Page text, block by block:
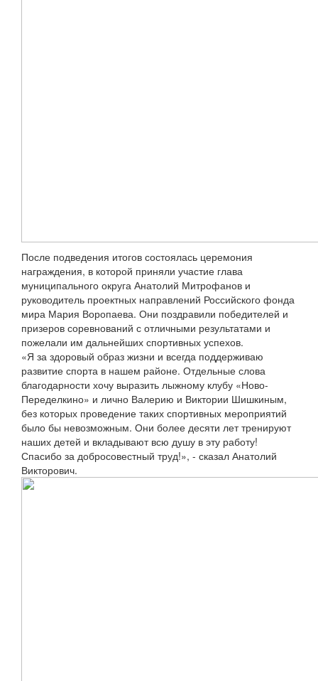
После подведения итогов состоялась церемония
награждения, в которой приняли участие глава
муниципального округа Анатолий Митрофанов и
руководитель проектных направлений Российского фонда
мира Мария Воропаева. Они поздравили победителей и
призеров соревнований с отличными результатами и
пожелали им дальнейших спортивных успехов.
«Я за здоровый образ жизни и всегда поддерживаю
развитие спорта в нашем районе. Отдельные слова
благодарности хочу выразить лыжному клубу «Ново-
Переделкино» и лично Валерию и Виктории Шишкиным,
без которых проведение таких спортивных мероприятий
было бы невозможным. Они более десяти лет тренируют
наших детей и вкладывают всю душу в эту работу!
Спасибо за добросовестный труд!», - сказал Анатолий
Викторович.